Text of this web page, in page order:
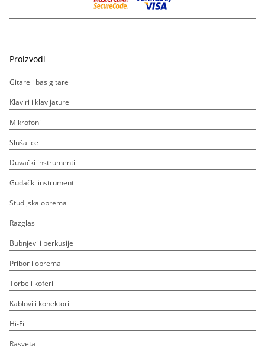
Proizvodi
Gitare i bas gitare
Klaviri i klavijature
Mikrofoni
Slušalice
Duvački instrumenti
Gudački instrumenti
Studijska oprema
Razglas
Bubnjevi i perkusije
Pribor i oprema
Torbe i koferi
Kablovi i konektori
Hi-Fi
Rasveta